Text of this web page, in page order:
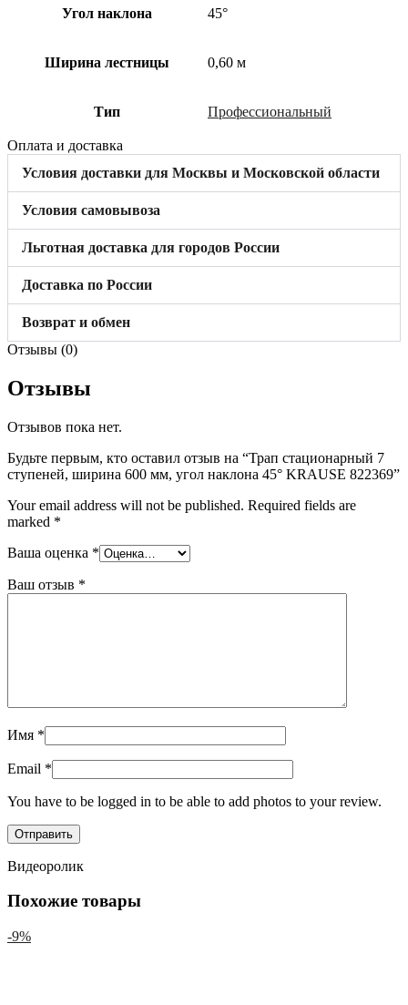
Угол наклона 45°
Ширина лестницы 0,60 м
Тип Профессиональный
Оплата и доставка
Условия доставки для Москвы и Московской области
Условия самовывоза
Льготная доставка для городов России
Доставка по России
Возврат и обмен
Отзывы (0)
Отзывы
Отзывов пока нет.
Будьте первым, кто оставил отзыв на “Трап стационарный 7
ступеней, ширина 600 мм, угол наклона 45° KRAUSE 822369”
Your email address will not be published. Required fields are
marked *
Ваша оценка *
Ваш отзыв *
Имя *
Email *
You have to be logged in to be able to add photos to your review.
Видеоролик
Похожие товары
-9%